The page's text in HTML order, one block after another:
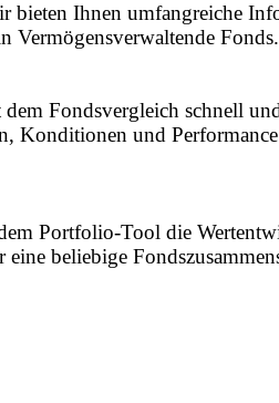
bieten Ihnen umfangreiche
Vermögensverwaltende Fonds.
Fondsvergleich schnell
Konditionen und
Portfolio-Tool die
beliebige